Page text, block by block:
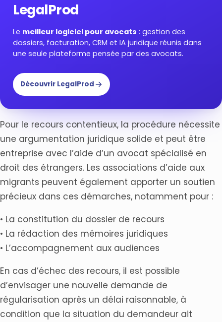
LegalProd
Le meilleur logiciel pour avocats : gestion des
dossiers, facturation, CRM et IA juridique réunis dans
une seule plateforme pensée par des avocats.
Découvrir LegalProd
Pour le recours contentieux, la procédure nécessite
une argumentation juridique solide et peut être
entreprise avec l’aide d’un avocat spécialisé en
droit des étrangers. Les associations d’aide aux
migrants peuvent également apporter un soutien
précieux dans ces démarches, notamment pour :
• La constitution du dossier de recours
• La rédaction des mémoires juridiques
• L’accompagnement aux audiences
En cas d’échec des recours, il est possible
d’envisager une nouvelle demande de
régularisation après un délai raisonnable, à
condition que la situation du demandeur ait